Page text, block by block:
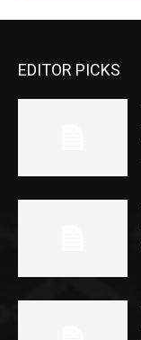
EDITOR PICKS